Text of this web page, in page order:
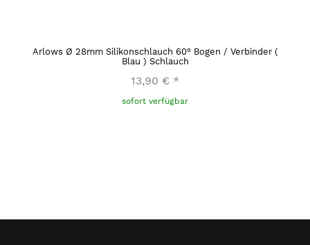
Arlows Ø 28mm Silikonschlauch 60° Bogen / Verbinder (
Blau ) Schlauch
13,90 € *
sofort verfügbar